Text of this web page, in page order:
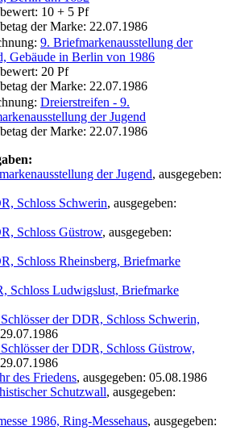
10 + 5 Pf
der Marke: 22.07.1986
9. Briefmarkenausstellung der
Gebäude in Berlin von 1986
20 Pf
der Marke: 22.07.1986
Dreierstreifen - 9.
der Jugend
der Marke: 22.07.1986
der Jugend, ausgegeben:
Schloss Schwerin, ausgegeben:
Schloss Güstrow, ausgegeben:
Schloss Rheinsberg, Briefmarke
Schloss Ludwigslust, Briefmarke
der DDR, Schloss Schwerin,
der DDR, Schloss Güstrow,
des Friedens, ausgegeben: 05.08.1986
Schutzwall, ausgegeben:
1986, Ring-Messehaus, ausgegeben: